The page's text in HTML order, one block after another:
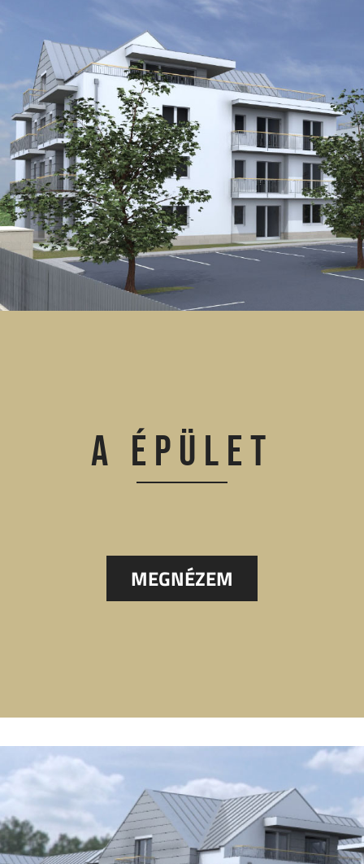
A ÉPÜLET
MEGNÉZEM